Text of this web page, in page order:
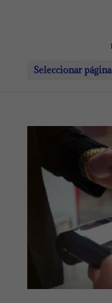
Seleccionar página